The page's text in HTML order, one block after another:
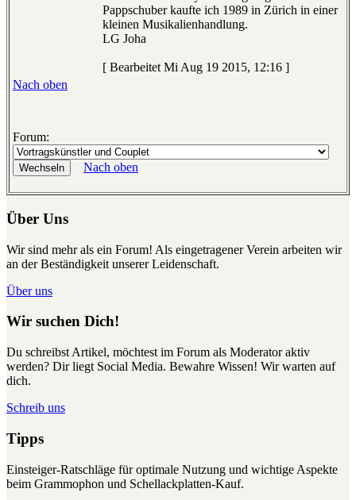
Pappschuber kaufte ich 1989 in Zürich in einer
kleinen Musikalienhandlung.
LG Joha
[ Bearbeitet Mi Aug 19 2015, 12:16 ]
Nach oben
Forum:
Nach oben
Über Uns
Wir sind mehr als ein Forum! Als eingetragener Verein arbeiten wir
an der Beständigkeit unserer Leidenschaft.
Über uns
Wir suchen Dich!
Du schreibst Artikel, möchtest im Forum als Moderator aktiv
werden? Dir liegt Social Media. Bewahre Wissen! Wir warten auf
dich.
Schreib uns
Tipps
Einsteiger-Ratschläge für optimale Nutzung und wichtige Aspekte
beim Grammophon und Schellackplatten-Kauf.